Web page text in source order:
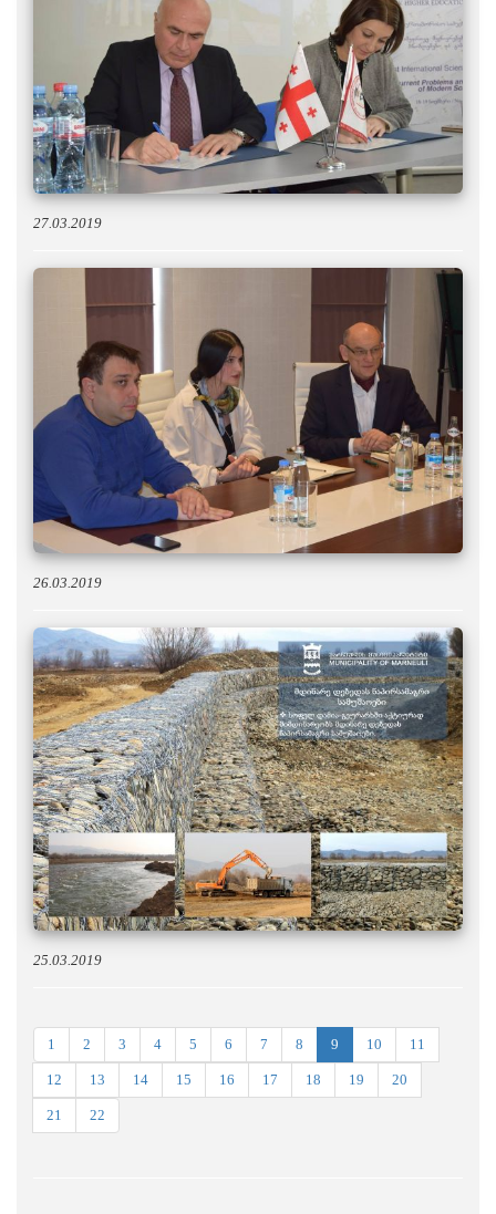
27.03.2019
26.03.2019
25.03.2019
1 2 3 4 5 6 7 8 9 10 11
12 13 14 15 16 17 18 19 20
21 22